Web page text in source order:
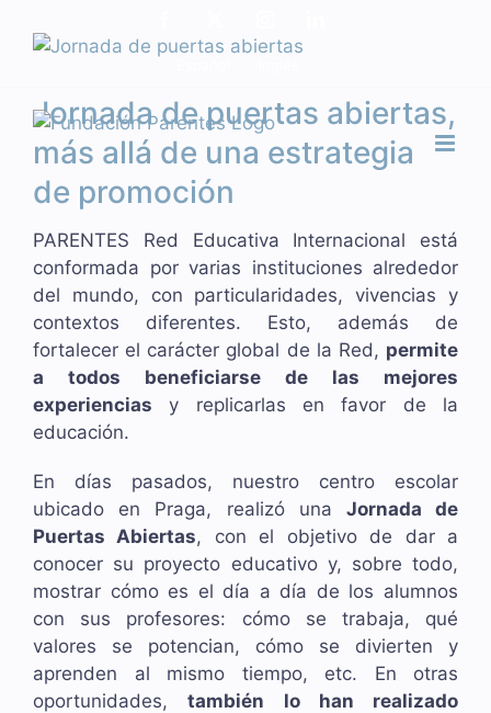
Ver
más
grande
Jornada de puertas abiertas,
más allá de una estrategia
de promoción
PARENTES Red Educativa Internacional está
conformada por varias instituciones alrededor
del mundo, con particularidades, vivencias y
contextos diferentes. Esto, además de
fortalecer el carácter global de la Red, permite
a todos beneficiarse de las mejores
experiencias y replicarlas en favor de la
educación.
En días pasados, nuestro centro escolar
ubicado en Praga, realizó una Jornada de
Puertas Abiertas, con el objetivo de dar a
conocer su proyecto educativo y, sobre todo,
mostrar cómo es el día a día de los alumnos
con sus profesores: cómo se trabaja, qué
valores se potencian, cómo se divierten y
aprenden al mismo tiempo, etc. En otras
oportunidades,también lo han realizado